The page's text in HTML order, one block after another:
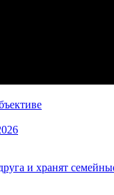
и хранят